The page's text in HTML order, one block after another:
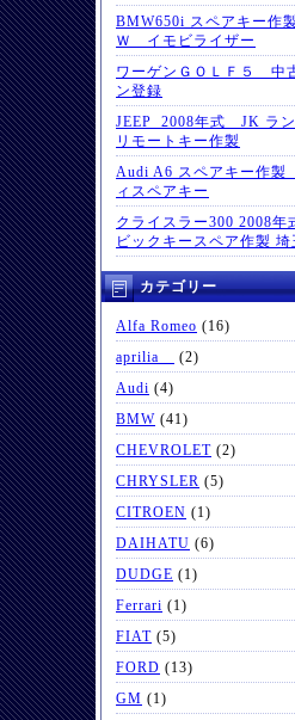
BMW650i スペアキー作
Ｗ イモビライザー
ワーゲンＧＯＬＦ５ 中
ン登録
JEEP 2008年式 JK ラン
リモートキー作製
Audi A6 スペアキー作
ィスペアキー
クライスラー300 2008年
ビックキースペア作製 埼
カテゴリー
Alfa Romeo (16)
aprilia
(2)
Audi (4)
BMW (41)
CHEVROLET (2)
CHRYSLER (5)
CITROEN (1)
DAIHATU (6)
DUDGE (1)
Ferrari (1)
FIAT (5)
FORD (13)
GM (1)